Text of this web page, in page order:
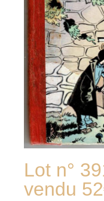
Lot n°
vendu